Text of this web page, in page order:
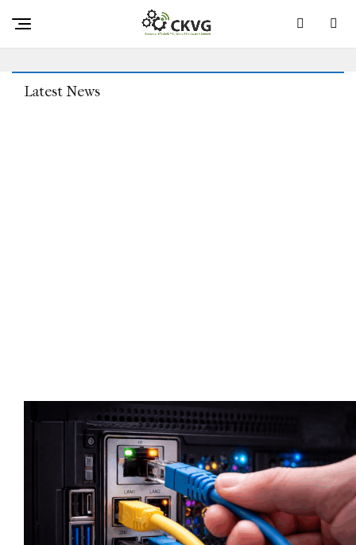
Ergebnisergebnisse: Snowflake-Inventar Steigt Um 18 %,
Nachdem Astronomische Gewinne Geschlagen Wurden
Latest News